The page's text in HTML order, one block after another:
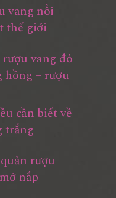
vang nổi
thế giới
vang đỏ -
hồng – rượu
cần biết về
trắng
rượu
nắp